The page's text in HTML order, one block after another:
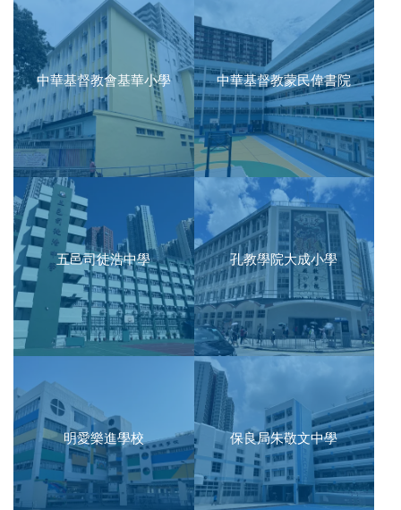
中華基督教會基華小學 中華基督教蒙民偉書院
五邑司徒浩中學 孔教學院大成小學
明愛樂進學校 保良局朱敬文中學